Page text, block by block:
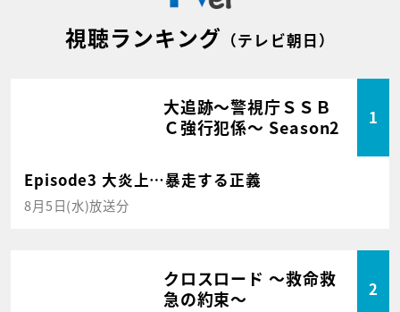
視聴ランキング （テレビ朝日）
大追跡～警視庁ＳＳＢ
Ｃ強行犯係～ Season2
1
Episode3 大炎上…暴走する正義
8月5日(水)放送分
クロスロード ～救命救
急の約束～
2